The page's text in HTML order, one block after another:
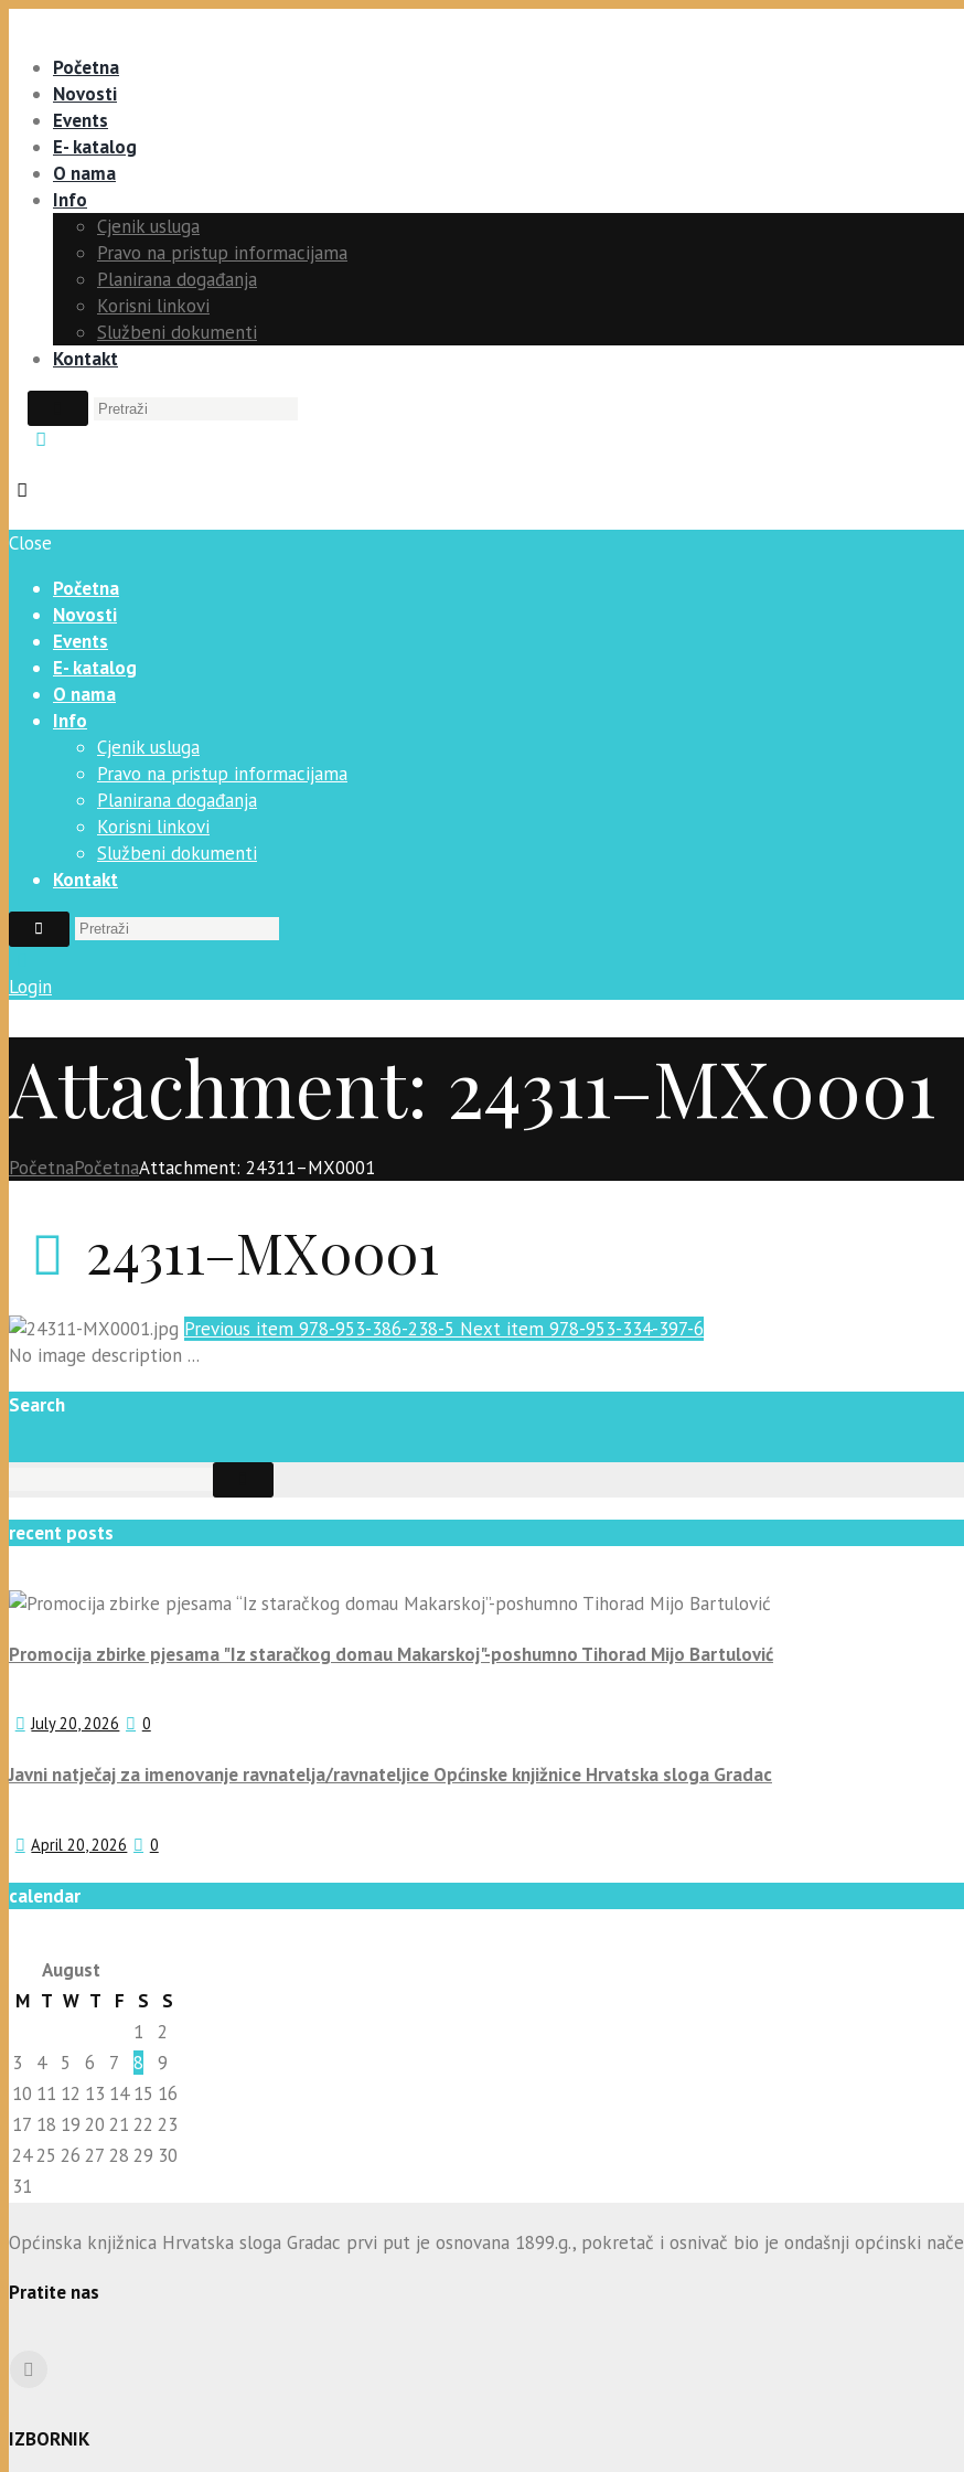
Početna
Novosti
Events
E- katalog
O nama
Info
Cjenik usluga
Pravo na pristup informacijama
Planirana događanja
Korisni linkovi
Službeni dokumenti
Kontakt
Close
Početna
Novosti
Events
E- katalog
O nama
Info
Cjenik usluga
Pravo na pristup informacijama
Planirana događanja
Korisni linkovi
Službeni dokumenti
Kontakt
Login
Attachment: 24311–MX0001
PočetnaPočetnaAttachment: 24311–MX0001
24311–MX0001
Previous item 978-953-386-238-5 Next item 978-953-334-397-6
No image description ...
Search
recent posts
Promocija zbirke pjesama "Iz staračkog domau Makarskoj"-poshumno Tihorad Mijo Bartulović
July 20, 2026 0
Javni natječaj za imenovanje ravnatelja/ravnateljice Općinske knjižnice Hrvatska sloga Gradac
April 20, 2026 0
calendar
August
M T W T F S
S
1
2
3
4 5 6 7 8
9
10 11 12 13 14 15 16
17 18 19 20 21 22 23
2425 26 27 28 29 30
31
Općinska knjižnica Hrvatska sloga Gradac prvi put je osnovana 1899.g., pokretač i osnivač bio je ondašnji općinski
Pratite nas
IZBORNIK